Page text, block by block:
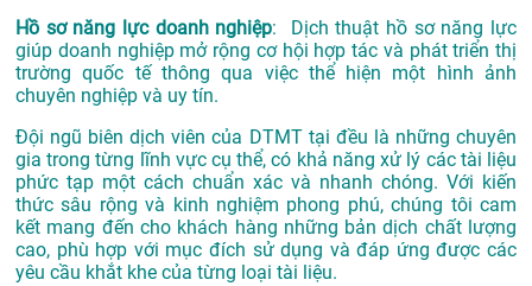
Hồ sơ năng lực doanh nghiệp: Dịch thuật hồ sơ năng lực
giúp doanh nghiệp mở rộng cơ hội hợp tác và phát triển thị
trường quốc tế thông qua việc thể hiện một hình ảnh
chuyên nghiệp và uy tín.
Đội ngũ biên dịch viên của DTMT tại đều là những chuyên
gia trong từng lĩnh vực cụ thể, có khả năng xử lý các tài liệu
phức tạp một cách chuẩn xác và nhanh chóng. Với kiến
thức sâu rộng và kinh nghiệm phong phú, chúng tôi cam
kết mang đến cho khách hàng những bản dịch chất lượng
cao, phù hợp với mục đích sử dụng và đáp ứng được các
yêu cầu khắt khe của từng loại tài liệu.